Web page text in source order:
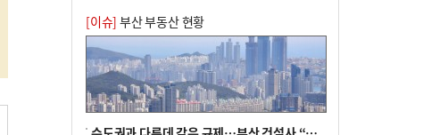
[이슈] 부산 부동산 현황